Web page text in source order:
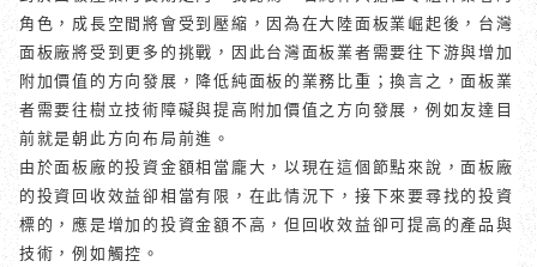
角色，成長空間將會受到壓縮，因為在大陸面板業崛起後，台灣
面板廠將受到更多的挑戰，因此台灣面板業者需要往下游與增加
附加價值的方向發展，降低純面板的業務比重；換言之，面板業
者需要往樹立技術障礙與提高附加價值之方向發展，例如友達目
前就是朝此方向布局前進。
由於面板廠的投資金額相當龐大，以現在這個節點來說，面板廠
的投資回收效益卻相當有限，在此情況下，接下來要尋找的投資
標的，應是增加的投資金額不高，但回收效益卻可提高的產品與
技術，例如觸控。